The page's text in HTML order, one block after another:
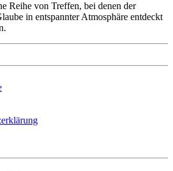
Reihe von Treffen, bei denen der
in entspannter Atmosphäre entdeckt